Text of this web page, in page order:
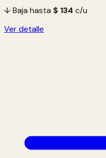
↓ Baja hasta $ 134 c/u
Ver detalle